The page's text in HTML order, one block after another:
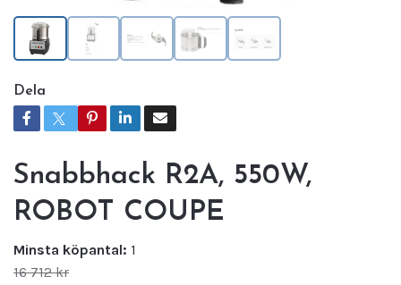
Dela
Snabbhack R2A, 550W,
ROBOT COUPE
Minsta köpantal: 1
16 712 kr